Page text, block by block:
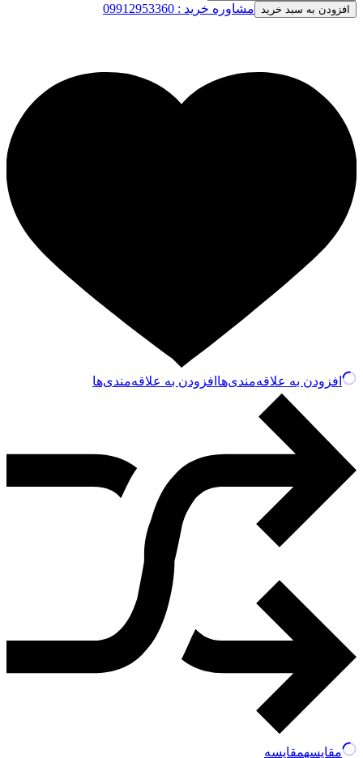
افزودن به سبد خرید مشاوره خرید : 09912953360
افزودن به علاقه‌مندی‌ها افزودن به علاقه‌مندی‌ها
مقایسهمقایسه